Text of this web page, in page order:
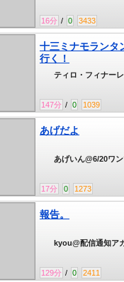
16分 / 0 3433
十三ミナモランタ
行く！
147分 / 0 1039
ティロ・フィナーレ
あげだよ
17分 0 1273
あげいん@6/20ワ
報告。
129分 / 0 2411
kyou@配信通知ア